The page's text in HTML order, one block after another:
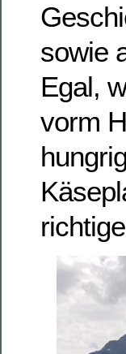
sowie
Egal,
vorm